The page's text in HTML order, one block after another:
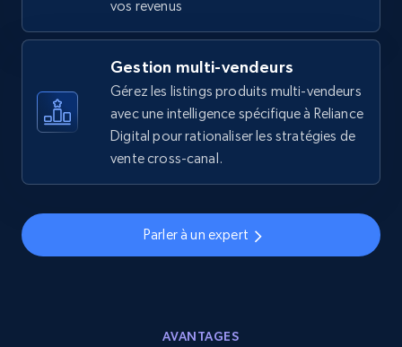
Specifications, Image urls, Top reviews, and
5.6K+ 875+ Commencer
875+
vos revenus
Gestion multi-vendeurs
Gérez les listings produits multi-vendeurs
avec une intelligence spécifique à Reliance
Digital pour rationaliser les stratégies de
vente cross-canal.
Parler à un expert
AVANTAGES